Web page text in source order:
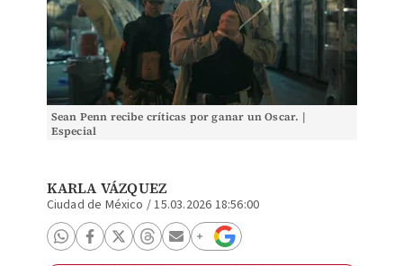
Sean Penn recibe críticas por ganar un Oscar. |
Especial
KARLA VÁZQUEZ
Ciudad de México /15.03.2026 18:56:00